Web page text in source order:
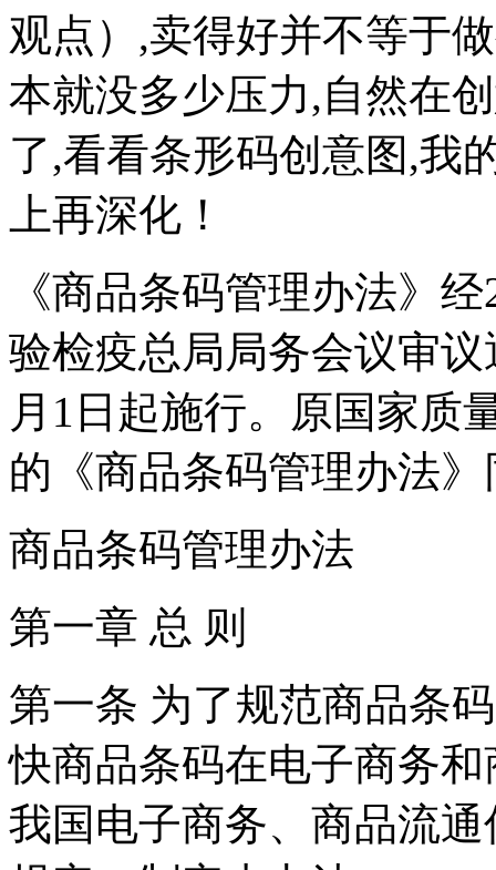
观点）,卖得好并不等于
本就没多少压力,自然在
了,看看条形码创意图,我
上再深化！
《商品条码管理办法》
验检疫总局局务会议审
月1日起施行。原国家质
的《商品条码管理办法
商品条码管理办法
第一章 总 则
第一条 为了规范商品条
快商品条码在电子商务
我国电子商务、商品流